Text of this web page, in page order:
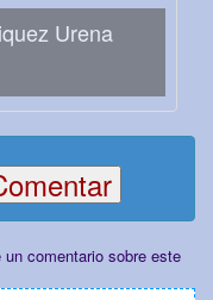
Urena
comentario sobre este